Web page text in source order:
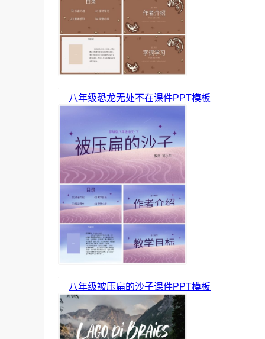
八年级恐龙无处不在课件PPT模板
八年级被压扁的沙子课件PPT模板